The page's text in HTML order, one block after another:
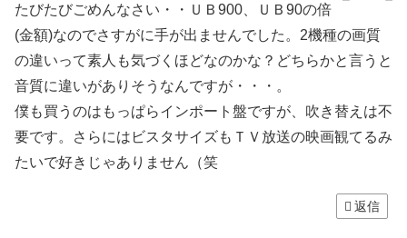
たびたびごめんなさい・・ＵＢ900、ＵＢ90の倍
(金額)なのでさすがに手が出ませんでした。2機種の画質
の違いって素人も気づくほどなのかな？どちらかと言うと
音質に違いがありそうなんですが・・・。
僕も買うのはもっぱらインポート盤ですが、吹き替えは不
要です。さらにはビスタサイズもＴＶ放送の映画観てるみ
たいで好きじゃありません（笑
返信